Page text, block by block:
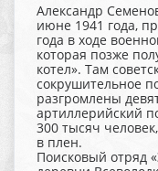
Александр
июне 1941 года,
года в ходе
которая позже
котел». Там
сокрушительное
разгромлены
артиллерийский
300 тысяч
в плен.
Поисковый отряд